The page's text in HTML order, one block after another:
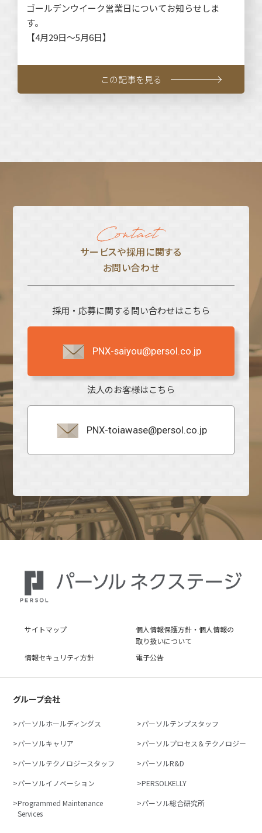
ゴールデンウイーク営業日についてお知らせしま
す。
【4月29日～5月6日】
この記事を見る
サービスや採⽤に関する
お問い合わせ
採用・応募に関する問い合わせはこちら
PNX-saiyou@persol.co.jp
法人のお客様はこちら
PNX-toiawase@persol.co.jp
サイトマップ
個人情報保護方針・個人情報の
取り扱いについて
情報セキュリティ方針
電子公告
グループ会社
パーソルホールディングス
パーソルテンプスタッフ
パーソルキャリア
パーソルプロセス＆テクノロジー
パーソルテクノロジースタッフ
パーソルR&D
パーソルイノベーション
PERSOLKELLY
Programmed Maintenance
Services
パーソル総合研究所